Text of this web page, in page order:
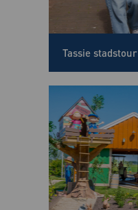
Tassie stadstour